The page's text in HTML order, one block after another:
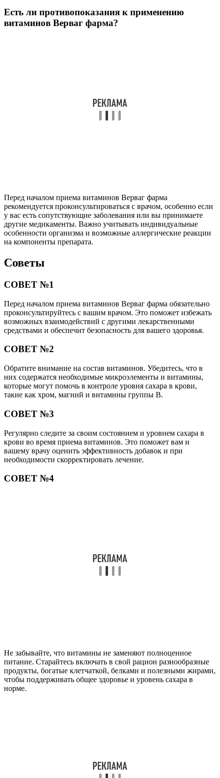
Есть ли противопоказания к применению
витаминов Верваг фарма?
Перед началом приема витаминов Верваг фарма
рекомендуется проконсультироваться с врачом, особенно если
у вас есть сопутствующие заболевания или вы принимаете
другие медикаменты. Важно учитывать индивидуальные
особенности организма и возможные аллергические реакции
на компоненты препарата.
Советы
СОВЕТ №1
Перед началом приема витаминов Верваг фарма обязательно
проконсультируйтесь с вашим врачом. Это поможет избежать
возможных взаимодействий с другими лекарственными
средствами и обеспечит безопасность для вашего здоровья.
СОВЕТ №2
Обратите внимание на состав витаминов. Убедитесь, что в
них содержатся необходимые микроэлементы и витамины,
которые могут помочь в контроле уровня сахара в крови,
такие как хром, магний и витамины группы B.
СОВЕТ №3
Регулярно следите за своим состоянием и уровнем сахара в
крови во время приема витаминов. Это поможет вам и
вашему врачу оценить эффективность добавок и при
необходимости скорректировать лечение.
СОВЕТ №4
Не забывайте, что витамины не заменяют полноценное
питание. Старайтесь включать в свой рацион разнообразные
продукты, богатые клетчаткой, белками и полезными жирами,
чтобы поддерживать общее здоровье и уровень сахара в
норме.